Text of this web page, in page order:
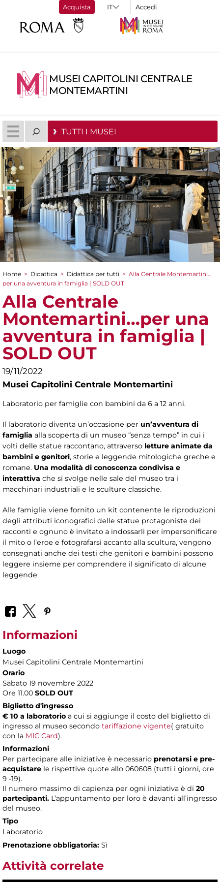
Acquista Accedi
MUSEI CAPITOLINI CENTRALE
MONTEMARTINI
TUTTI I MUSEI
Tu sei qui
Home > Didattica > Didattica per tutti > Alla Centrale Montemartini…
per una avventura in famiglia | SOLD OUT
Alla Centrale
Montemartini…per una
avventura in famiglia |
SOLD OUT
19/11/2022
Musei Capitolini Centrale Montemartini
Laboratorio per famiglie con bambini da 6 a 12 anni.
Il laboratorio diventa un’occasione per un’avventura di
famiglia alla scoperta di un museo “senza tempo” in cui i
volti delle statue raccontano, attraverso letture animate da
bambini e genitori, storie e leggende mitologiche greche e
romane. Una modalità di conoscenza condivisa e
interattiva che si svolge nelle sale del museo tra i
macchinari industriali e le sculture classiche.
Alle famiglie viene fornito un kit contenente le riproduzioni
degli attributi iconografici delle statue protagoniste dei
racconti e ognuno è invitato a indossarli per impersonificare
il mito o l’eroe e fotografarsi accanto alla scultura, vengono
consegnati anche dei testi che genitori e bambini possono
leggere insieme per comprendere il significato di alcune
leggende.
Informazioni
Luogo
Musei Capitolini Centrale Montemartini
Orario
Sabato 19 novembre 2022
Ore 11.00 SOLD OUT
Biglietto d'ingresso
€ 10 a laboratorio a cui si aggiunge il costo del biglietto di
ingresso al museo secondo tariffazione vigente( gratuito
con la MIC Card).
Informazioni
​Per partecipare alle iniziative è necessario prenotarsi e pre-
acquistare le rispettive quote allo 060608 (tutti i giorni, ore
9 -19).
Il numero massimo di capienza per ogni iniziativa è di 20
partecipanti. L’appuntamento per loro è davanti all’ingresso
del museo.
Tipo
Laboratorio
Prenotazione obbligatoria: Sì
Attività correlate